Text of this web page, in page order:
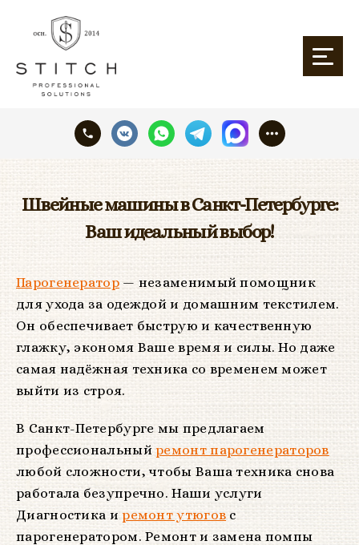
Швейные машины в Санкт-Петербурге:
Ваш идеальный выбор!
Парогенератор— незаменимый помощник
для ухода за одеждой и домашним текстилем.
Он обеспечивает быструю и качественную
глажку, экономя Ваше время и силы. Но даже
самая надёжная техника со временем может
выйти из строя.
В Санкт-Петербурге мы предлагаем
профессиональныйремонт парогенераторов
любой сложности, чтобы Ваша техника снова
работала безупречно. Наши услуги
Диагностика иремонт утюгов с
парогенератором. Ремонт и замена помпы